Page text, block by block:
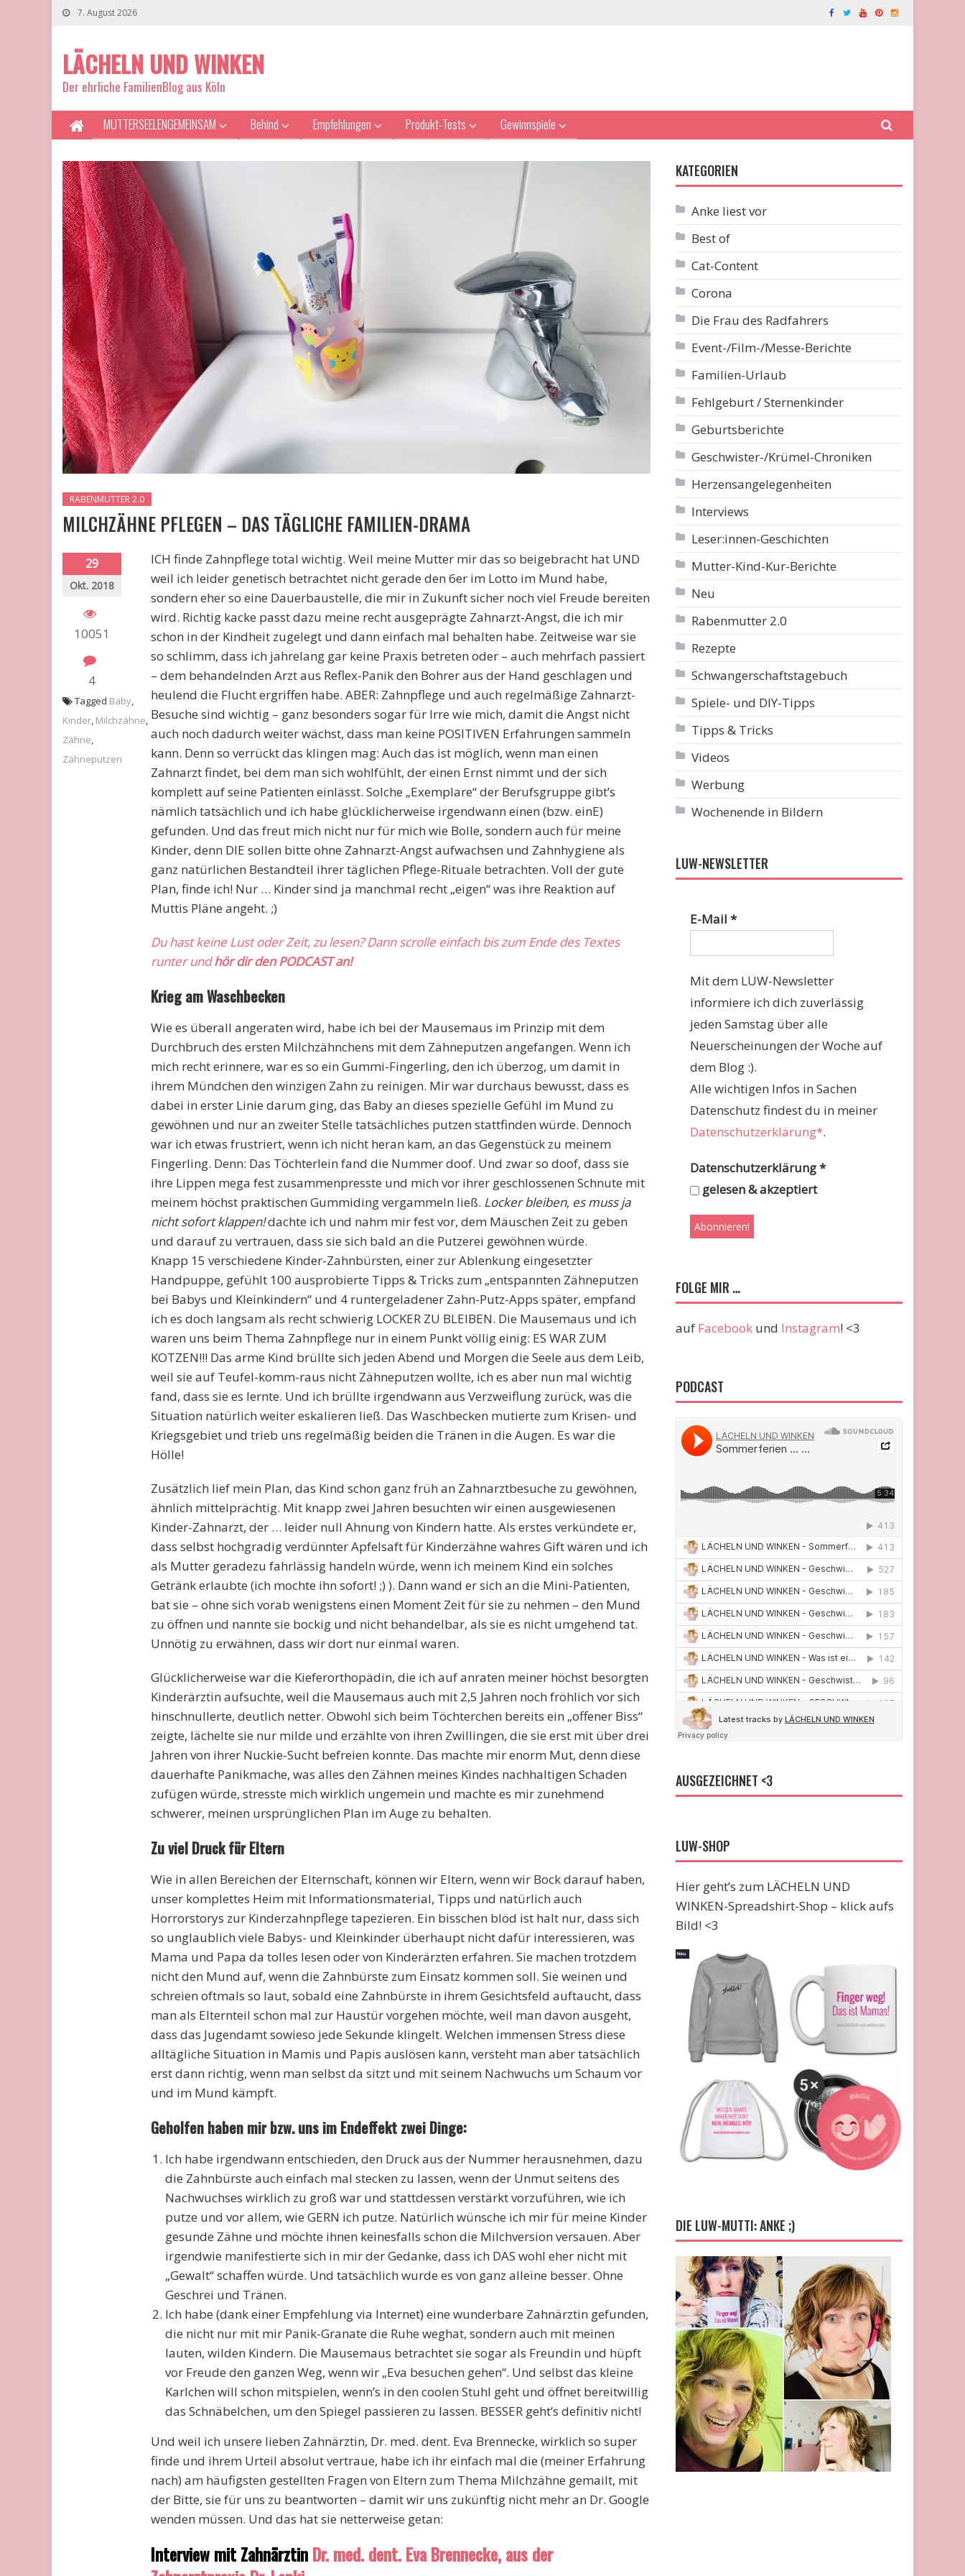
7. August 2026
LÄCHELN UND WINKEN
Der ehrliche FamilienBlog aus Köln
MUTTERSEELENGEMEINSAM Behind Empfehlungen Produkt-Tests Gewinnspiele
RABENMUTTER 2.0
MILCHZÄHNE PFLEGEN – DAS TÄGLICHE FAMILIEN-DRAMA
29
Okt. 2018
10051
4
ICH finde Zahnpflege total wichtig. Weil meine Mutter mir das so beigebracht hat UND
weil ich leider genetisch betrachtet nicht gerade den 6er im Lotto im Mund habe,
sondern eher so eine Dauerbaustelle, die mir in Zukunft sicher noch viel Freude bereiten
wird. Richtig kacke passt dazu meine recht ausgeprägte Zahnarzt-Angst, die ich mir
schon in der Kindheit zugelegt und dann einfach mal behalten habe. Zeitweise war sie
so schlimm, dass ich jahrelang gar keine Praxis betreten oder – auch mehrfach passiert
– dem behandelnden Arzt aus Reflex-Panik den Bohrer aus der Hand geschlagen und
heulend die Flucht ergriffen habe. ABER: Zahnpflege und auch regelmäßige Zahnarzt-
Besuche sind wichtig – ganz besonders sogar für Irre wie mich, damit die Angst nicht
auch noch dadurch weiter wächst, dass man keine POSITIVEN Erfahrungen sammeln
kann. Denn so verrückt das klingen mag: Auch das ist möglich, wenn man einen
Zahnarzt findet, bei dem man sich wohlfühlt, der einen Ernst nimmt und der sich
komplett auf seine Patienten einlässt. Solche „Exemplare“ der Berufsgruppe gibt’s
nämlich tatsächlich und ich habe glücklicherweise irgendwann einen (bzw. einE)
gefunden. Und das freut mich nicht nur für mich wie Bolle, sondern auch für meine
Kinder, denn DIE sollen bitte ohne Zahnarzt-Angst aufwachsen und Zahnhygiene als
ganz natürlichen Bestandteil ihrer täglichen Pflege-Rituale betrachten. Voll der gute
Plan, finde ich! Nur … Kinder sind ja manchmal recht „eigen“ was ihre Reaktion auf
Muttis Pläne angeht. ;)
Du hast keine Lust oder Zeit, zu lesen? Dann scrolle einfach bis zum Ende des Textes
runter undhör dir den PODCAST an!
Krieg am Waschbecken
Wie es überall angeraten wird, habe ich bei der Mausemaus im Prinzip mit dem
Durchbruch des ersten Milchzähnchens mit dem Zähneputzen angefangen. Wenn ich
mich recht erinnere, war es so ein Gummi-Fingerling, den ich überzog, um damit in
ihrem Mündchen den winzigen Zahn zu reinigen. Mir war durchaus bewusst, dass es
dabei in erster Linie darum ging, das Baby an dieses spezielle Gefühl im Mund zu
gewöhnen und nur an zweiter Stelle tatsächliches putzen stattfinden würde. Dennoch
war ich etwas frustriert, wenn ich nicht heran kam, an das Gegenstück zu meinem
Fingerling. Denn: Das Töchterlein fand die Nummer doof. Und zwar so doof, dass sie
ihre Lippen mega fest zusammenpresste und mich vor ihrer geschlossenen Schnute mit
meinem höchst praktischen Gummiding vergammeln ließ. Locker bleiben, es muss ja
nicht sofort klappen!dachte ich und nahm mir fest vor, dem Mäuschen Zeit zu geben
und darauf zu vertrauen, dass sie sich bald an die Putzerei gewöhnen würde.
Knapp 15 verschiedene Kinder-Zahnbürsten, einer zur Ablenkung eingesetzter
Handpuppe, gefühlt 100 ausprobierte Tipps & Tricks zum „entspannten Zähneputzen
bei Babys und Kleinkindern“ und 4 runtergeladener Zahn-Putz-Apps später, empfand
ich es doch langsam als recht schwierig LOCKER ZU BLEIBEN. Die Mausemaus und ich
waren uns beim Thema Zahnpflege nur in einem Punkt völlig einig: ES WAR ZUM
KOTZEN!!! Das arme Kind brüllte sich jeden Abend und Morgen die Seele aus dem Leib,
weil sie auf Teufel-komm-raus nicht Zähneputzen wollte, ich es aber nun mal wichtig
fand, dass sie es lernte. Und ich brüllte irgendwann aus Verzweiflung zurück, was die
Situation natürlich weiter eskalieren ließ. Das Waschbecken mutierte zum Krisen- und
Kriegsgebiet und trieb uns regelmäßig beiden die Tränen in die Augen. Es war die
Hölle!
Zusätzlich lief mein Plan, das Kind schon ganz früh an Zahnarztbesuche zu gewöhnen,
ähnlich mittelprächtig. Mit knapp zwei Jahren besuchten wir einen ausgewiesenen
Kinder-Zahnarzt, der … leider null Ahnung von Kindern hatte. Als erstes verkündete er,
dass selbst hochgradig verdünnter Apfelsaft für Kinderzähne wahres Gift wären und ich
als Mutter geradezu fahrlässig handeln würde, wenn ich meinem Kind ein solches
Getränk erlaubte (ich mochte ihn sofort! ;) ). Dann wand er sich an die Mini-Patienten,
bat sie – ohne sich vorab wenigstens einen Moment Zeit für sie zu nehmen – den Mund
zu öffnen und nannte sie bockig und nicht behandelbar, als sie es nicht umgehend tat.
Unnötig zu erwähnen, dass wir dort nur einmal waren.
Glücklicherweise war die Kieferorthopädin, die ich auf anraten meiner höchst besorgten
Kinderärztin aufsuchte, weil die Mausemaus auch mit 2,5 Jahren noch fröhlich vor sich
hinschnullerte, deutlich netter. Obwohl sich beim Töchterchen bereits ein „offener Biss“
zeigte, lächelte sie nur milde und erzählte von ihren Zwillingen, die sie erst mit über drei
Jahren von ihrer Nuckie-Sucht befreien konnte. Das machte mir enorm Mut, denn diese
dauerhafte Panikmache, was alles den Zähnen meines Kindes nachhaltigen Schaden
zufügen würde, stresste mich wirklich ungemein und machte es mir zunehmend
schwerer, meinen ursprünglichen Plan im Auge zu behalten.
Zu viel Druck für Eltern
Wie in allen Bereichen der Elternschaft, können wir Eltern, wenn wir Bock darauf haben,
unser komplettes Heim mit Informationsmaterial, Tipps und natürlich auch
Horrorstorys zur Kinderzahnpflege tapezieren. Ein bisschen blöd ist halt nur, dass sich
so unglaublich viele Babys- und Kleinkinder überhaupt nicht dafür interessieren, was
Mama und Papa da tolles lesen oder von Kinderärzten erfahren. Sie machen trotzdem
nicht den Mund auf, wenn die Zahnbürste zum Einsatz kommen soll. Sie weinen und
schreien oftmals so laut, sobald eine Zahnbürste in ihrem Gesichtsfeld auftaucht, dass
man als Elternteil schon mal zur Haustür vorgehen möchte, weil man davon ausgeht,
dass das Jugendamt sowieso jede Sekunde klingelt. Welchen immensen Stress diese
alltägliche Situation in Mamis und Papis auslösen kann, versteht man aber tatsächlich
erst dann richtig, wenn man selbst da sitzt und mit seinem Nachwuchs um Schaum vor
und im Mund kämpft.
Geholfen haben mir bzw. uns im Endeffekt zwei Dinge:
Ich habe irgendwann entschieden, den Druck aus der Nummer herausnehmen, dazu
die Zahnbürste auch einfach mal stecken zu lassen, wenn der Unmut seitens des
Nachwuchses wirklich zu groß war und stattdessen verstärkt vorzuführen, wie ich
putze und vor allem, wie GERN ich putze. Natürlich wünsche ich mir für meine Kinder
gesunde Zähne und möchte ihnen keinesfalls schon die Milchversion versauen. Aber
irgendwie manifestierte sich in mir der Gedanke, dass ich DAS wohl eher nicht mit
„Gewalt“ schaffen würde. Und tatsächlich wurde es von ganz alleine besser. Ohne
Geschrei und Tränen.
Ich habe (dank einer Empfehlung via Internet) eine wunderbare Zahnärztin gefunden,
die nicht nur mit mir Panik-Granate die Ruhe weghat, sondern auch mit meinen
lauten, wilden Kindern. Die Mausemaus betrachtet sie sogar als Freundin und hüpft
vor Freude den ganzen Weg, wenn wir „Eva besuchen gehen“. Und selbst das kleine
Karlchen will schon mitspielen, wenn’s in den coolen Stuhl geht und öffnet bereitwillig
das Schnäbelchen, um den Spiegel passieren zu lassen. BESSER geht’s definitiv nicht!
Und weil ich unsere lieben Zahnärztin, Dr. med. dent. Eva Brennecke, wirklich so super
finde und ihrem Urteil absolut vertraue, habe ich ihr einfach mal die (meiner Erfahrung
nach) am häufigsten gestellten Fragen von Eltern zum Thema Milchzähne gemailt, mit
der Bitte, sie für uns zu beantworten – damit wir uns zukünftig nicht mehr an Dr. Google
wenden müssen. Und das hat sie netterweise getan:
Interview mit Zahnärztin Dr. med. dent. Eva Brennecke, aus der
Tagged Baby
Kinder Milchzähne
Zähne
Zähneputzen
KATEGORIEN
Anke liest vor
Best of
Cat-Content
Corona
Die Frau des Radfahrers
Event-/Film-/Messe-Berichte
Familien-Urlaub
Fehlgeburt / Sternenkinder
Geburtsberichte
Geschwister-/Krümel-Chroniken
Herzensangelegenheiten
Interviews
Leser:innen-Geschichten
Mutter-Kind-Kur-Berichte
Neu
Rabenmutter 2.0
Rezepte
Schwangerschaftstagebuch
Spiele- und DIY-Tipps
Tipps & Tricks
Videos
Werbung
Wochenende in Bildern
LUW-NEWSLETTER
E-Mail*
Mit dem LUW-Newsletter
informiere ich dich zuverlässig
jeden Samstag über alle
Neuerscheinungen der Woche auf
dem Blog :).
Alle wichtigen Infos in Sachen
Datenschutz findest du in meiner
Datenschutzerklärung*.
Datenschutzerklärung*
gelesen & akzeptiert
FOLGE MIR …
auf Facebook und Instagram! <3
PODCAST
AUSGEZEICHNET <3
LUW-SHOP
Hier geht’s zum LÄCHELN UND
WINKEN-Spreadshirt-Shop – klick aufs
Bild! <3
DIE LUW-MUTTI: ANKE ;)